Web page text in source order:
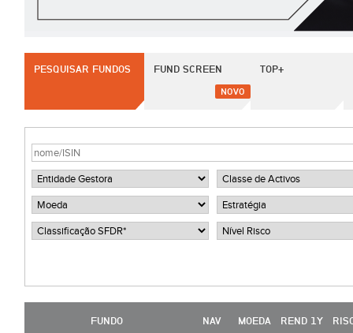
PESQUISAR FUNDOS FUND SCREEN
NOVO
TOP+
FUNDO NAV MOEDA REND 1Y